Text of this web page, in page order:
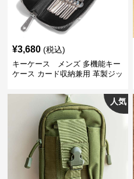
¥3,680 (税込)
キーケース メンズ 多機能キー
ケース カード収納兼用 革製ジッ
人気